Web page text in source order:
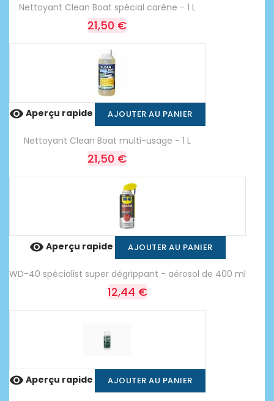
Nettoyant Clean Boat spécial carène - 1 L
21,50 €
 Aperçu rapide AJOUTER AU PANIER
Nettoyant Clean Boat multi-usage - 1 L
21,50 €
 Aperçu rapide AJOUTER AU PANIER
WD-40 spécialist super dégrippant - aérosol de 400 ml
12,44 €
 Aperçu rapide AJOUTER AU PANIER